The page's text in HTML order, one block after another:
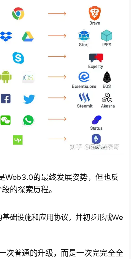
Web3.0的最终发展姿势，但也反
的探索历程。
础设施和应用协议，并初步形成We
次普通的升级，而是一次完完全全